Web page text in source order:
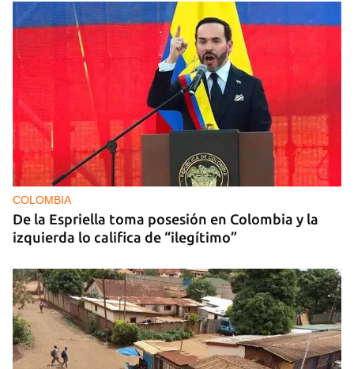
COLOMBIA
De la Espriella toma posesión en Colombia y la
izquierda lo califica de “ilegítimo”